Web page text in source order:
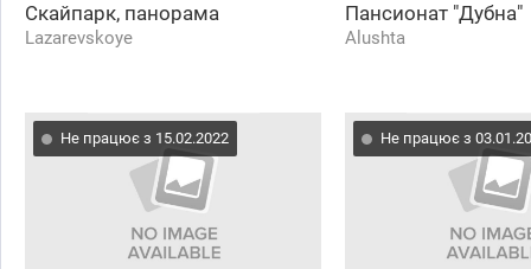
Скайпарк, панорама
Lazarevskoye
Пансионат "Дубна"
Alushta
Не працює з 15.02.2022 Не працює з